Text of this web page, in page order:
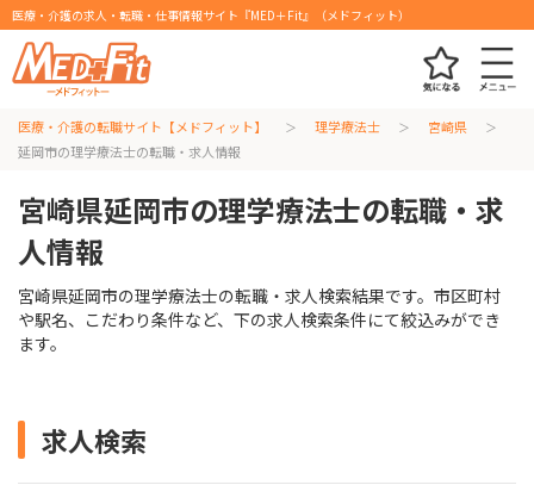
医療・介護の求人・転職・仕事情報サイト『MED＋Fit』（メドフィット）
医療・介護の転職サイト【メドフィット】 理学療法士
宮崎県
延岡市の理学療法士の転職・求人情報
宮崎県延岡市の理学療法士の転職・求
人情報
宮崎県延岡市の理学療法士の転職・求人検索結果です。市区町村
や駅名、こだわり条件など、下の求人検索条件にて絞込みができ
ます。
求人検索